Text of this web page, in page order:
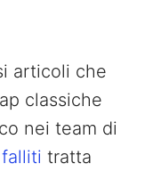
articoli che
classiche
nei team di
tratta